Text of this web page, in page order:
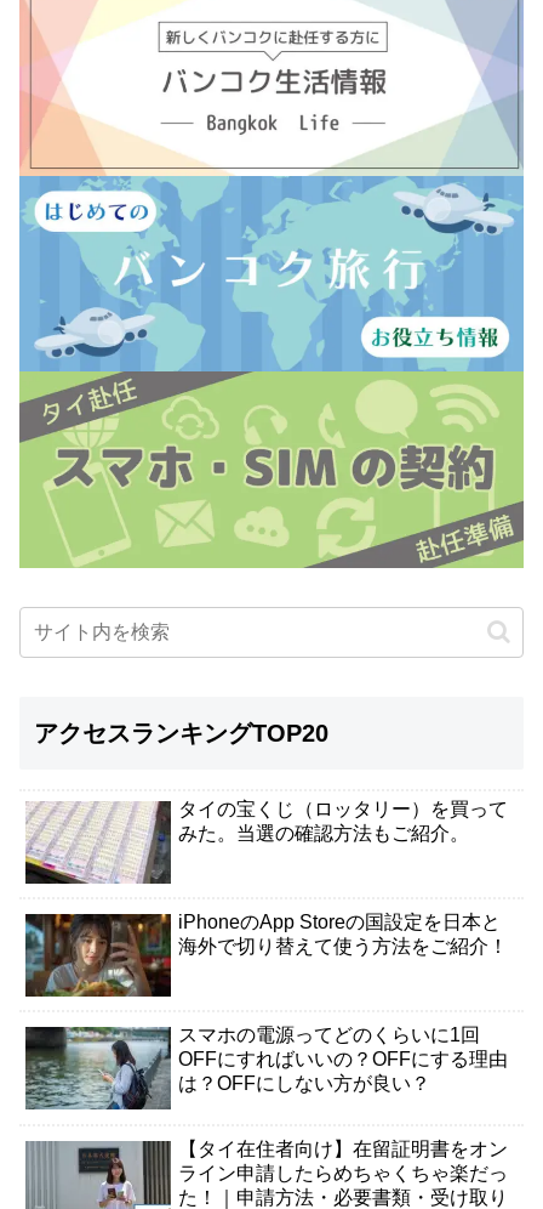
アクセスランキングTOP20
タイの宝くじ（ロッタリー）を買って
みた。当選の確認方法もご紹介。
iPhoneのApp Storeの国設定を日本と
海外で切り替えて使う方法をご紹介！
スマホの電源ってどのくらいに1回
OFFにすればいいの？OFFにする理由
は？OFFにしない方が良い？
【タイ在住者向け】在留証明書をオン
ライン申請したらめちゃくちゃ楽だっ
た！｜申請方法・必要書類・受け取り